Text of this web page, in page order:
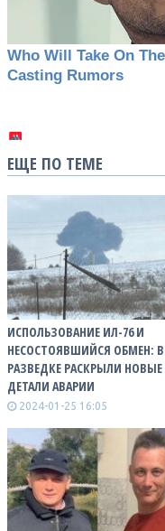
ЕЩЕ ПО ТЕМЕ
ИСПОЛЬЗОВАНИЕ ИЛ-76 И
НЕСОСТОЯВШИЙСЯ ОБМЕН: В
РАЗВЕДКЕ РАСКРЫЛИ НОВЫЕ
ДЕТАЛИ АВАРИИ
2024-01-25 16:05